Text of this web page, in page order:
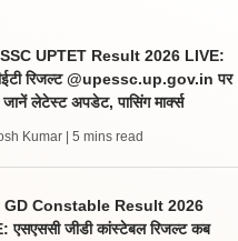
UPTET Result 2026 LIVE:
रिजल्ट @upessc.up.gov.in पर
लेटेस्ट अपडेट, पासिंग मार्क्स
Kumar | 5 mins read
GD Constable Result 2026
एसएससी जीडी कांस्टेबल रिजल्ट कब